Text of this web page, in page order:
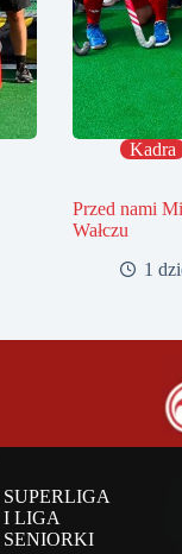
Kadra
Przed nami
Wałczu
1
SUPERLIGA
I LIGA
SENIORKI